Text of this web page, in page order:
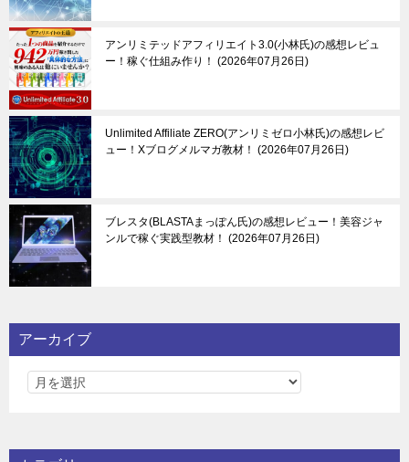
アンリミテッドアフィリエイト3.0(小林氏)の感想レビュ
ー！稼ぐ仕組み作り！
2026年07月26日
Unlimited Affiliate ZERO(アンリミゼロ小林氏)の感想レビ
ュー！Xブログメルマガ教材！
2026年07月26日
ブレスタ(BLASTAまっぽん氏)の感想レビュー！美容ジャ
ンルで稼ぐ実践型教材！
2026年07月26日
アーカイブ